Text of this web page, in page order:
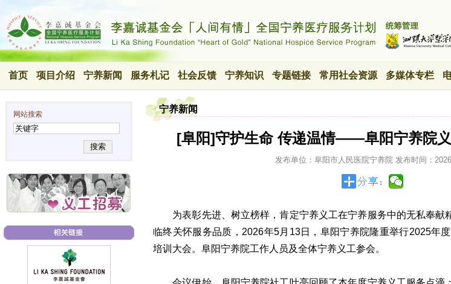
首页 项目介绍 宁养新闻 服务札记 社会反馈 宁养知识 专题链接 常用社会资源 多媒体专栏
网站搜索
搜索
宁养新闻
[阜阳]守护生命 传递温情——阜阳宁养院义
发布单位：阜阳市人民医院宁养院 发布时间：
为表彰先进、树立榜样，肯定宁养义工在宁养服务中的无私奉献
临终关怀服务品质，2026年5月13日，阜阳宁养院隆重举行2025年
培训大会。阜阳宁养院工作人员及全体宁养义工参会。